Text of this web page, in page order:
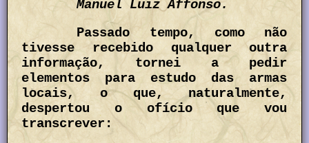
Manuel Luiz Affonso.
Passado tempo, como não
tivesse recebido qualquer outra
informação, tornei a pedir
elementos para estudo das armas
locais, o que, naturalmente,
despertou o ofício que vou
transcrever: